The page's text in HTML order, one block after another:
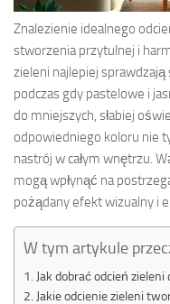
Znalezienie idealnego
stworzenia przytulnej i
zieleni najlepiej sprawdzają
podczas gdy pastelowe i
do mniejszych, słabiej
odpowiedniego koloru nie
nastrój w całym wnętrzu.
mogą wpłynąć na
pożądany efekt wizualny i
W tym artykule
Jak dobrać odcień
Jakie odcienie zieleni